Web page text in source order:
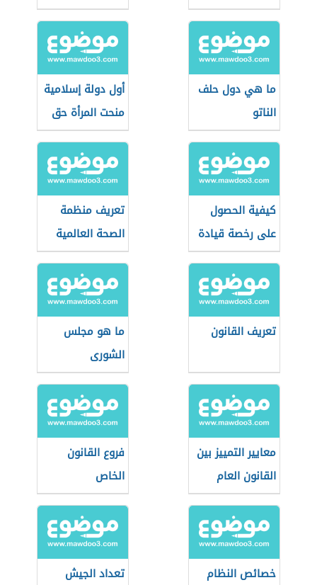
الخليجي
ما هي دول حلف
الناتو
أول دولة إسلامية
منحت المرأة حق
الانتخاب
كيفية الحصول
على رخصة قيادة
تعريف منظمة
الصحة العالمية
تعريف القانون
ما هو مجلس
الشورى
معايير التمييز بين
القانون العام
والقانون الخاص
فروع القانون
الخاص
خصائص النظام
تعداد الجيش